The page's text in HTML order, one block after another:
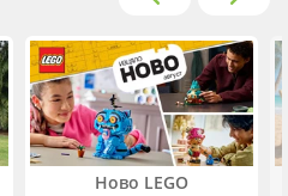
Ново LEGO